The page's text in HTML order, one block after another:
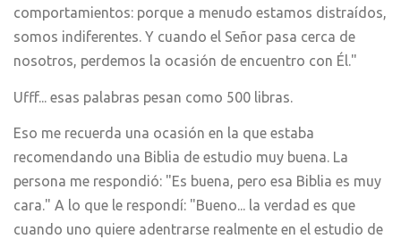
comportamientos: porque a menudo estamos distraídos,
somos indiferentes. Y cuando el Señor pasa cerca de
nosotros, perdemos la ocasión de encuentro con Él."
Ufff... esas palabras pesan como 500 libras.
Eso me recuerda una ocasión en la que estaba
recomendando una Biblia de estudio muy buena. La
persona me respondió: "Es buena, pero esa Biblia es muy
cara." A lo que le respondí: "Bueno... la verdad es que
cuando uno quiere adentrarse realmente en el estudio de